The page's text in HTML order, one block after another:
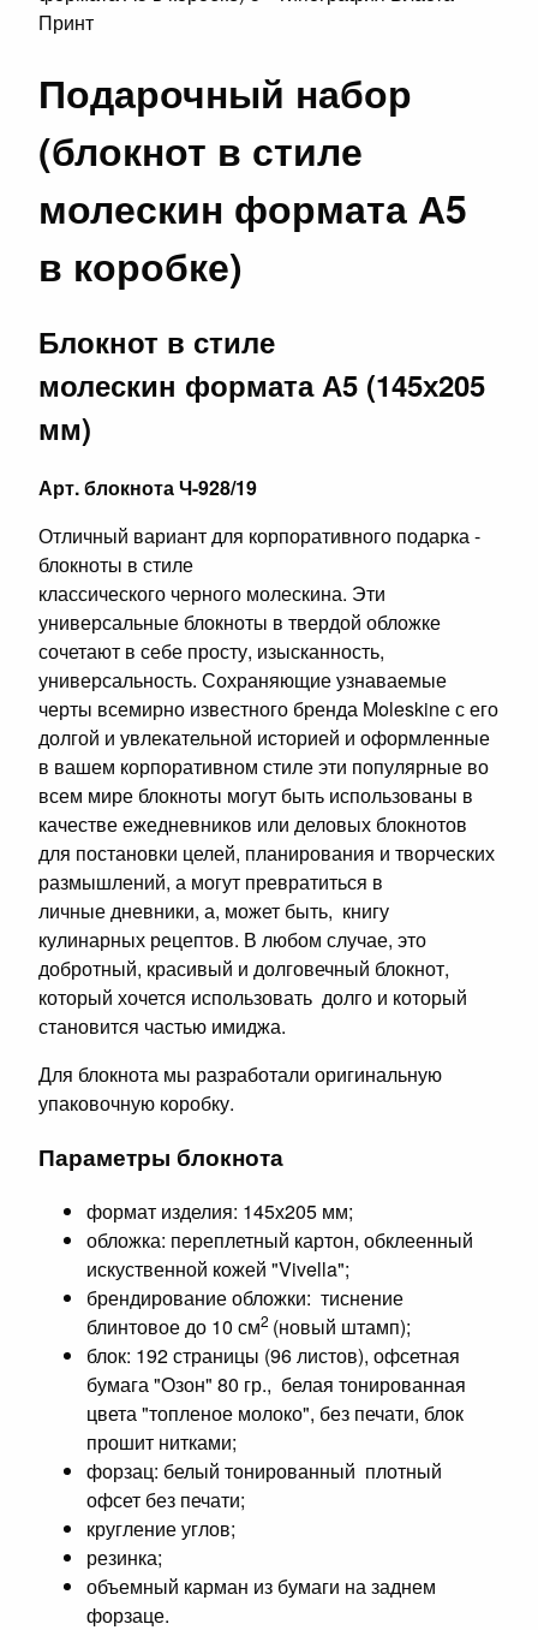
Подарочный набор
(блокнот в стиле
молескин формата А5
в коробке)
Блокнот в стиле
молескин формата А5 (145х205
мм)
Арт. блокнота Ч-928/19
Отличный вариант для корпоративного подарка -
блокноты в стиле
классического черного молескина. Эти
универсальные блокноты в твердой обложке
сочетают в себе просту, изысканность,
универсальность. Сохраняющие узнаваемые
черты всемирно известного бренда Moleskinе с его
долгой и увлекательной историей и оформленные
в вашем корпоративном стиле эти популярные во
всем мире блокноты могут быть использованы в
качестве ежедневников или деловых блокнотов
для постановки целей, планирования и творческих
размышлений, а могут превратиться в
личные дневники, а, может быть, книгу
кулинарных рецептов. В любом случае, это
добротный, красивый и долговечный блокнот,
который хочется использовать долго и который
становится частью имиджа.
Для блокнота мы разработали оригинальную
упаковочную коробку.
Параметры блокнота
формат изделия: 145х205 мм;
обложка: переплетный картон, обклеенный
искуственной кожей "Vivella";
брендирование обложки: тиснение
блинтовое до 10 см2 (новый штамп);
блок: 192 страницы (96 листов), офсетная
бумага "Озон" 80 гр., белая тонированная
цвета "топленое молоко", без печати, блок
прошит нитками;
форзац: белый тонированный плотный
офсет без печати;
кругление углов;
резинка;
объемный карман из бумаги на заднем
форзаце.